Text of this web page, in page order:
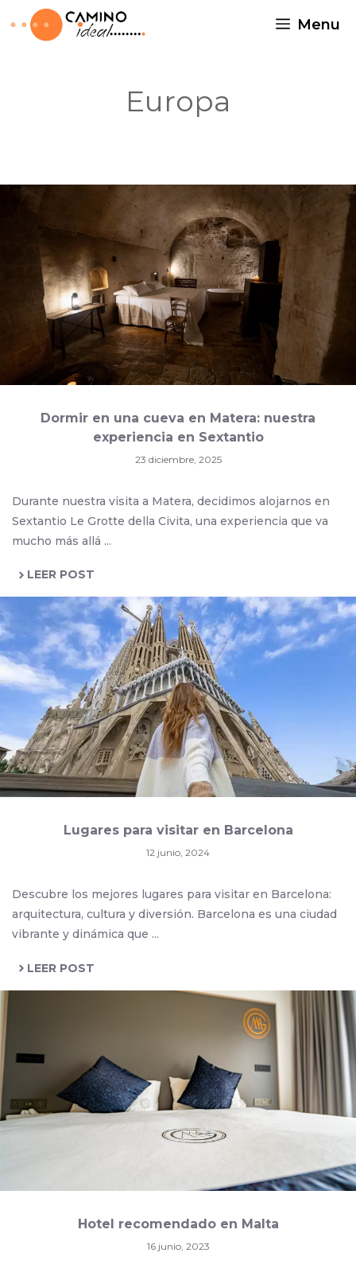
Menu
Europa
Dormir en una cueva en Matera: nuestra
experiencia en Sextantio
23 diciembre, 2025
Durante nuestra visita a Matera, decidimos alojarnos en
Sextantio Le Grotte della Civita, una experiencia que va
mucho más allá ...
LEER POST
Lugares para visitar en Barcelona
12 junio, 2024
Descubre los mejores lugares para visitar en Barcelona:
arquitectura, cultura y diversión. Barcelona es una ciudad
vibrante y dinámica que ...
LEER POST
Hotel recomendado en Malta
16 junio, 2023